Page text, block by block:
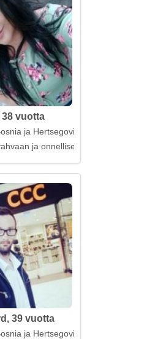
38 vuotta
ja Hertsegovina
ja onnelliseen parisuhteeseen
39 vuotta
ja Hertsegovina